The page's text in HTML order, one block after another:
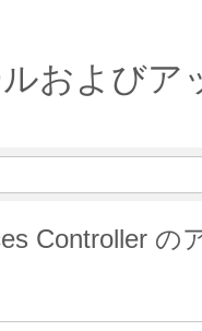
およびア
Controller の